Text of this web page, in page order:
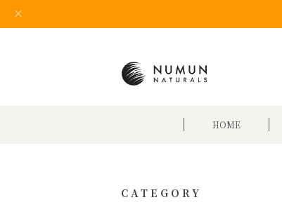
HOME
CATEGORY